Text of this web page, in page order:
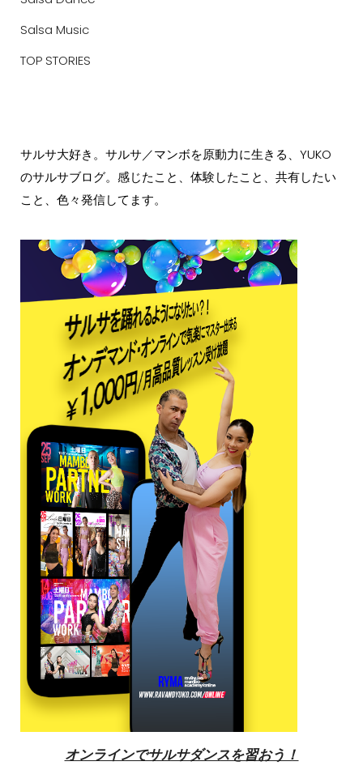
Salsa Music
TOP STORIES
サルサ大好き。サルサ／マンボを原動力に生きる、YUKO
のサルサブログ。感じたこと、体験したこと、共有したい
こと、色々発信してます。
オンラインでサルサダンスを習おう！